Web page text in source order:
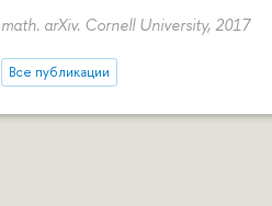
math. arXiv. Cornell University, 2017
Все публикации